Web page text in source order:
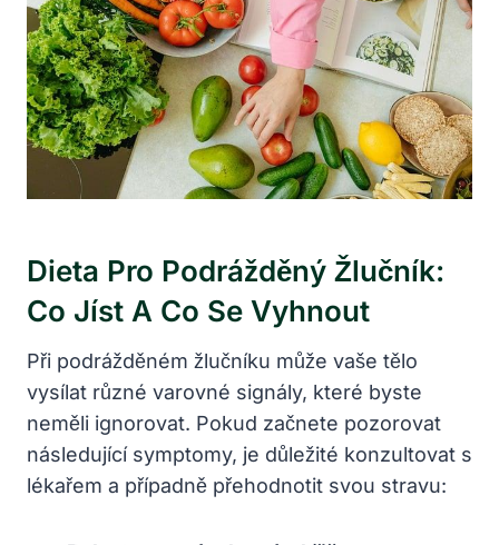
Dieta Pro Podrážděný Žlučník:
Co Jíst A Co Se Vyhnout
Při podrážděném žlučníku může vaše tělo
vysílat různé varovné signály, které byste
neměli ignorovat. Pokud začnete pozorovat
následující symptomy, je důležité konzultovat s
lékařem a případně přehodnotit svou stravu: